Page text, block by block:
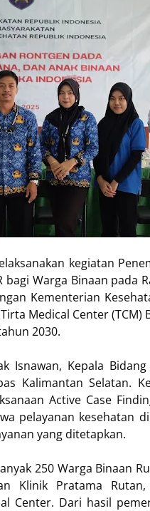
kegiatan
bagi Warga Binaan pada
Kementerian
Medical Center (TCM)
2030.
Isnawan, Kepala Bidang
Kalimantan Selatan.
Active Case
pelayanan kesehatan
yang ditetapkan.
250 Warga Binaan
Klinik Pratama Rutan,
Center. Dari hasil